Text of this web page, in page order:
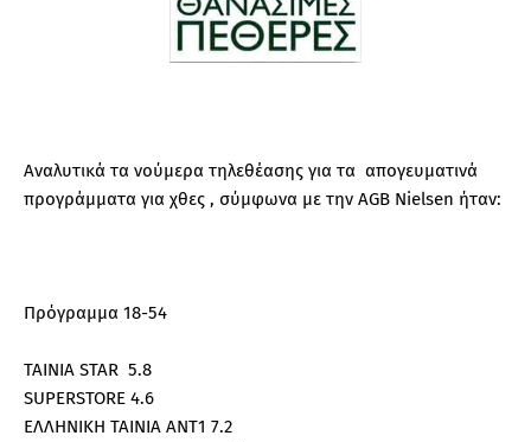
Αναλυτικά τα νούμερα τηλεθέασης για τα απογευματινά
προγράμματα για χθες , σύμφωνα με την AGB Nielsen ήταν:
Πρόγραμμα 18-54
ΤΑΙΝΙΑ STAR 5.8
SUPERSTORE 4.6
ΕΛΛΗΝΙΚΗ ΤΑΙΝΙΑ ΑΝΤ1 7.2